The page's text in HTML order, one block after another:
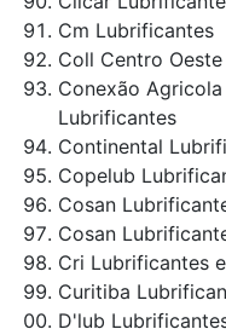
Cm Lubrificantes
Coll Centro
Conexão
Lubrificantes
Continental
Copelub
Cosan
Cosan
Cri Lubrificantes
Curitiba
D'lub